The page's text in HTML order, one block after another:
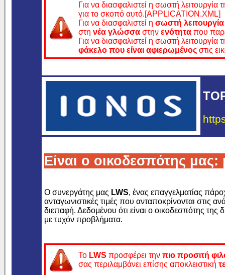
Για να διασφαλιστεί η σωστή
για το σκοπό αυτό.[APPLICATION.XML]
Για να διασφαλιστεί η σωστή λειτουργία
στη νέα γλώσσα στην ενότητα που
Για να διασφαλιστεί η σωστή λειτουργία
φάκελο που είναι αφιερωμένος στις
Είναι ο οικοδεσπότης
Ο συνεργάτης μας LWS, ένας επαγγελματίας
ανταγωνιστικές τιμές που ανταποκρίνονται στις
διεπαφή. Δεδομένου ότι είναι ο οικοδεσπότης της
με τυχόν προβλήματα.
Το LWS προσφέρει την πιο προσιτή
σας περιλαμβάνει επίσης αποκλειστική